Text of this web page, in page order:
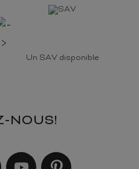
Un SAV disponible
NOUS!